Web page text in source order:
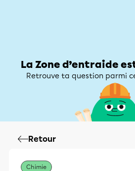
La Zone d’entraide
Retrouve ta question parmi
Retour
Chimie